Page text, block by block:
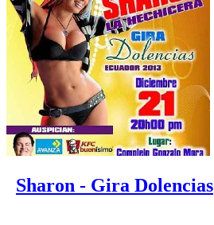
Sharon - Gira Dolencias